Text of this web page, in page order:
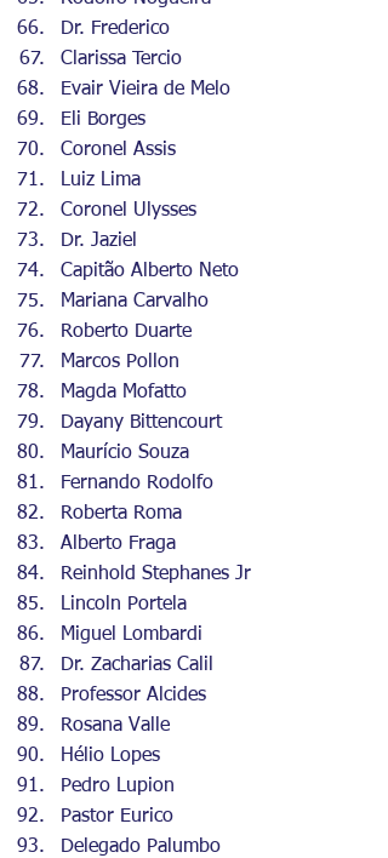
Dr. Frederico
Clarissa Tercio
Evair Vieira de Melo
Eli Borges
Coronel Assis
Luiz Lima
Coronel Ulysses
Dr. Jaziel⁠
Capitão Alberto Neto
Mariana Carvalho
Roberto Duarte
Marcos Pollon
Magda Mofatto
Dayany Bittencourt
Maurício Souza
Fernando Rodolfo
Roberta Roma
Alberto Fraga
Reinhold Stephanes Jr
Lincoln Portela
Miguel Lombardi
⁠Dr. Zacharias Calil
Professor Alcides
Rosana Valle
Hélio Lopes
Pedro Lupion
Pastor Eurico
Delegado Palumbo